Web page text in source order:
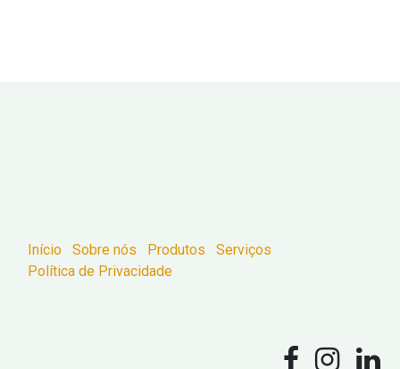
Início Sobre nós Produtos
Serviços
Política de Privacidade